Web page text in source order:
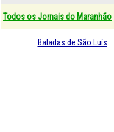
Todos os Jornais do Maranhão
Baladas de São Luís